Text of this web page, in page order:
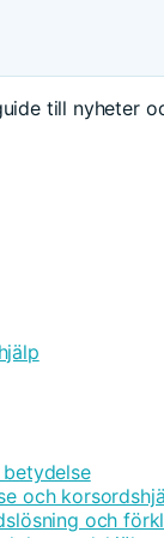
till nyheter
och
och